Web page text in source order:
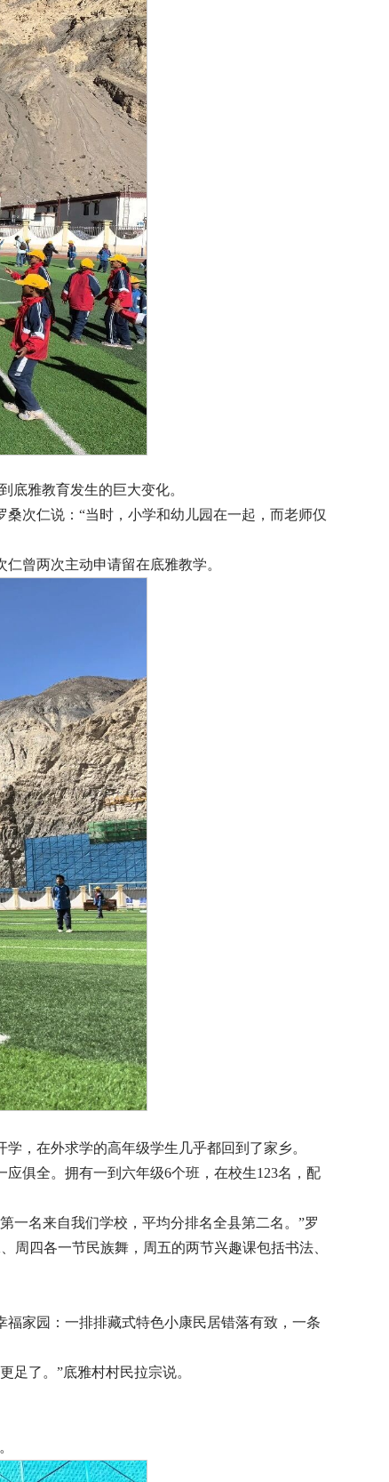
底雅教育发生的巨大变化。
次仁说：“当时，小学和幼儿园在一起，而老师仅
曾两次主动申请留在底雅教学。
，在外求学的高年级学生几乎都回到了家乡。
俱全。拥有一到六年级6个班，在校生123名，配
一名来自我们学校，平均分排名全县第二名。”罗
周四各一节民族舞，周五的两节兴趣课包括书法、
家园：一排排藏式特色小康民居错落有致，一条
足了。”底雅村村民拉宗说。